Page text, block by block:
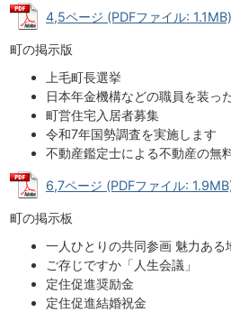
4,5ページ (PDFファイル: 1.1MB)
町の掲示版
上毛町長選挙
日本年金機構などの職員を装っ
町営住宅入居者募集
令和7年国勢調査を実施します
不動産鑑定士による不動産の無
6,7ページ (PDFファイル:
町の掲示板
一人ひとりの共同参画 魅力あ
ご存じですか「人生会議」
定住促進奨励金
定住促進結婚祝金